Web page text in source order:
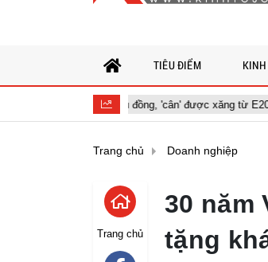
200 triệu đồng, 'cân' được xăng từ E20 đến E100
TIÊU ĐIỂM KINH
Trang chủ Doanh nghiệp
Trang chủ
30 năm
tặng